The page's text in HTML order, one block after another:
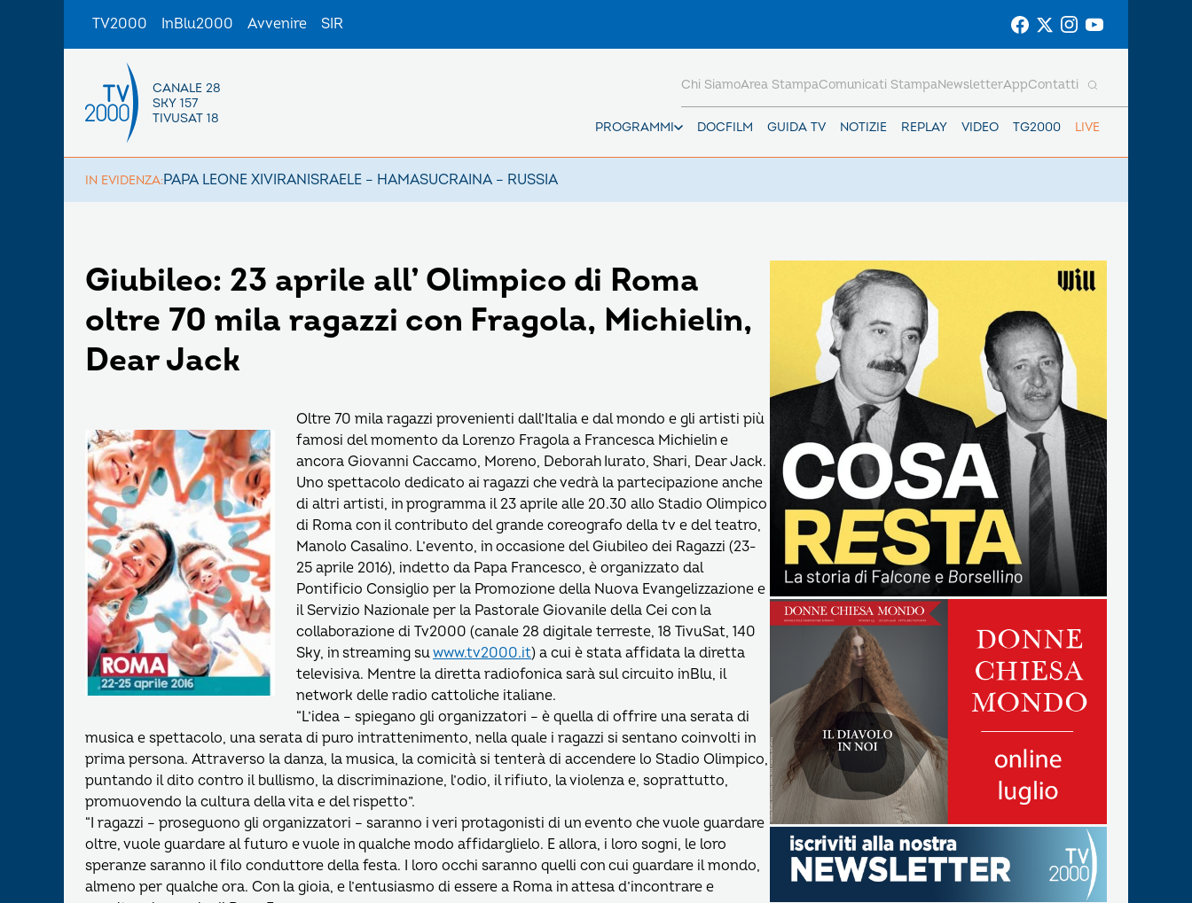
TV2000 InBlu2000 Avvenire SIR
CANALE 28
SKY 157
TIVUSAT 18
PROGRAMMI DOCFILM GUIDA TV NOTIZIE REPLAY VIDEO TG2000 LIVE
Chi SiamoArea StampaComunicati StampaNewsletterAppContatti
IN EVIDENZA:PAPA LEONE XIVIRANISRAELE – HAMASUCRAINA – RUSSIA
Giubileo: 23 aprile all’ Olimpico di Roma
oltre 70 mila ragazzi con Fragola, Michielin,
Dear Jack
Oltre 70 mila ragazzi provenienti dall’Italia e dal mondo e gli artisti più
famosi del momento da Lorenzo Fragola a Francesca Michielin e
ancora Giovanni Caccamo, Moreno, Deborah Iurato, Shari, Dear Jack.
Uno spettacolo dedicato ai ragazzi che vedrà la partecipazione anche
di altri artisti, in programma il 23 aprile alle 20.30 allo Stadio Olimpico
di Roma con il contributo del grande coreografo della tv e del teatro,
Manolo Casalino. L’evento, in occasione del Giubileo dei Ragazzi (23-
25 aprile 2016), indetto da Papa Francesco, è organizzato dal
Pontificio Consiglio per la Promozione della Nuova Evangelizzazione e
il Servizio Nazionale per la Pastorale Giovanile della Cei con la
collaborazione di Tv2000 (canale 28 digitale terreste, 18 TivuSat, 140
Sky, in streaming suwww.tv2000.it) a cui è stata affidata la diretta
televisiva. Mentre la diretta radiofonica sarà sul circuito inBlu, il
network delle radio cattoliche italiane.
“L’idea – spiegano gli organizzatori – è quella di offrire una serata di
musica e spettacolo, una serata di puro intrattenimento, nella quale i ragazzi si sentano coinvolti in
prima persona. Attraverso la danza, la musica, la comicità si tenterà di accendere lo Stadio Olimpico,
puntando il dito contro il bullismo, la discriminazione, l’odio, il rifiuto, la violenza e, soprattutto,
promuovendo la cultura della vita e del rispetto”.
“I ragazzi – proseguono gli organizzatori – saranno i veri protagonisti di un evento che vuole guardare
oltre, vuole guardare al futuro e vuole in qualche modo affidarglielo. E allora, i loro sogni, le loro
speranze saranno il filo conduttore della festa. I loro occhi saranno quelli con cui guardare il mondo,
almeno per qualche ora. Con la gioia, e l’entusiasmo di essere a Roma in attesa d’incontrare e